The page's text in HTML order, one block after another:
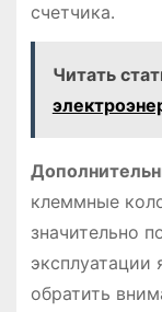
счетчика․
Читать
клеммные
значительно
обратить